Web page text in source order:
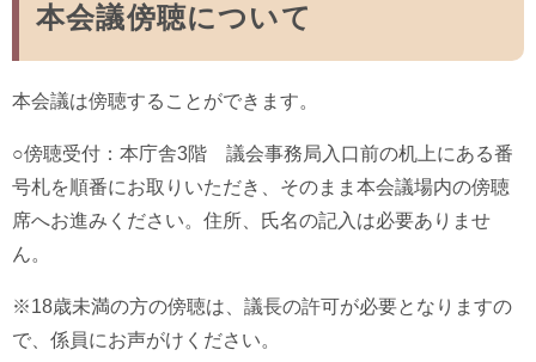
本会議傍聴について
本会議は傍聴することができます。
○傍聴受付：本庁舎3階 議会事務局入口前の机上にある番
号札を順番にお取りいただき、そのまま本会議場内の傍聴
席へお進みください。住所、氏名の記入は必要ありませ
ん。
※18歳未満の方の傍聴は、議長の許可が必要となりますの
で、係員にお声がけください。